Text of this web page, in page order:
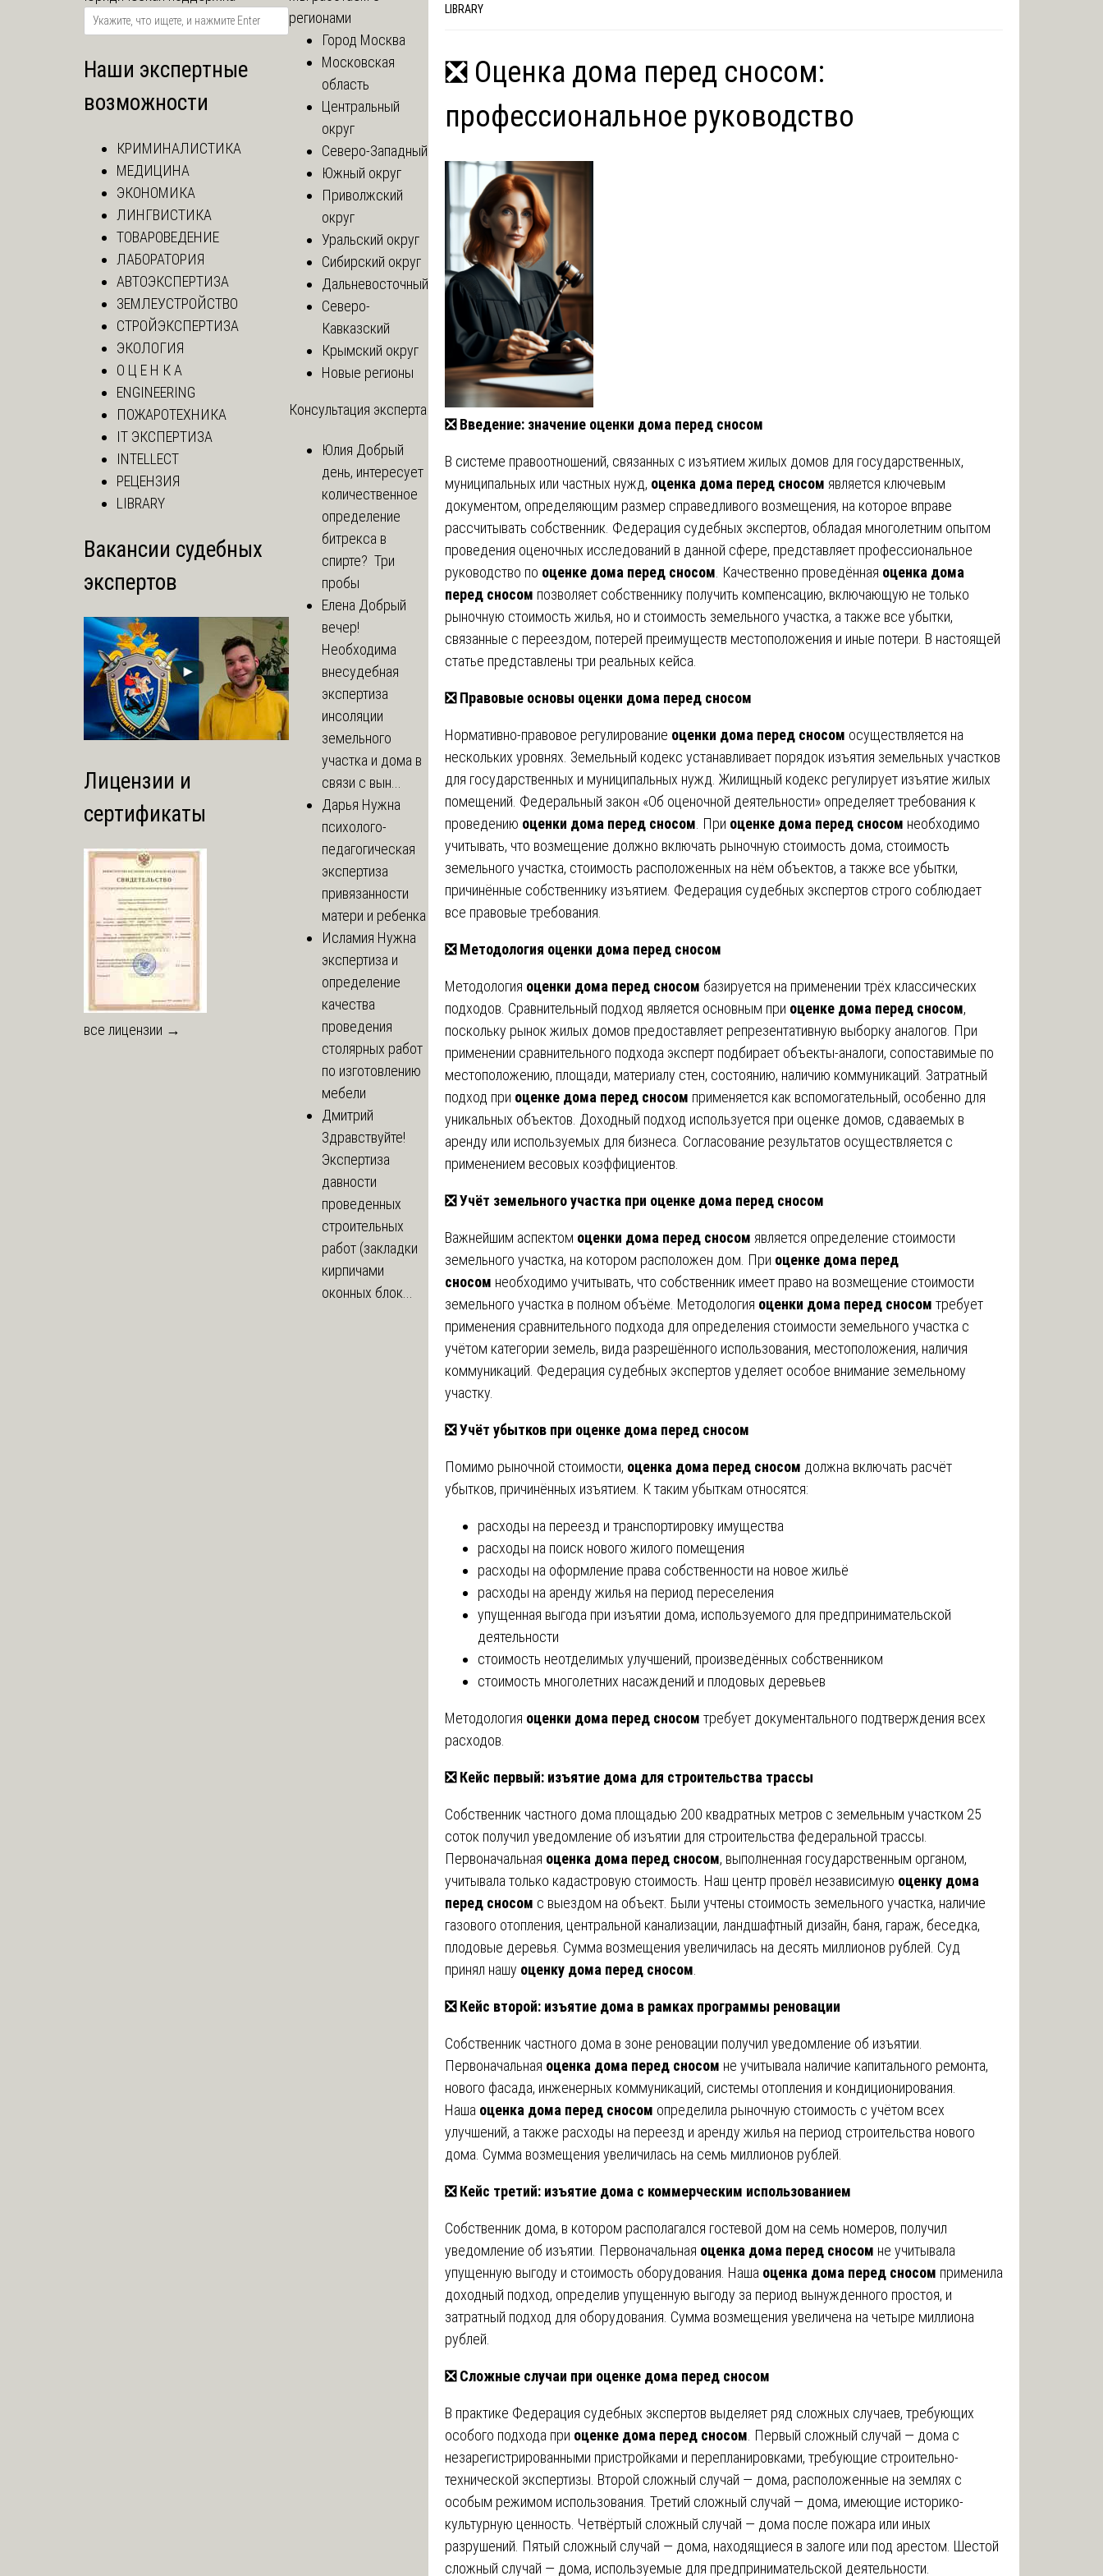
LIBRARY
❎ Оценка дома перед сносом:
профессиональное руководство
❎Введение: значение оценки дома перед сносом
В системе правоотношений, связанных с изъятием жилых домов для государственных,
муниципальных или частных нужд, оценка дома перед сносом является ключевым
документом, определяющим размер справедливого возмещения, на которое вправе
рассчитывать собственник. Федерация судебных экспертов, обладая многолетним опытом
проведения оценочных исследований в данной сфере, представляет профессиональное
руководство по оценке дома перед сносом . Качественно проведённая оценка дома
перед сносом позволяет собственнику получить компенсацию, включающую не только
рыночную стоимость жилья, но и стоимость земельного участка, а также все убытки,
связанные с переездом, потерей преимуществ местоположения и иные потери. В настоящей
статье представлены три реальных кейса.
❎Правовые основы оценки дома перед сносом
Нормативно-правовое регулирование оценки дома перед сносом осуществляется на
нескольких уровнях. Земельный кодекс устанавливает порядок изъятия земельных участков
для государственных и муниципальных нужд. Жилищный кодекс регулирует изъятие жилых
помещений. Федеральный закон «Об оценочной деятельности» определяет требования к
проведению оценки дома перед сносом . При оценке дома перед сносом необходимо
учитывать, что возмещение должно включать рыночную стоимость дома, стоимость
земельного участка, стоимость расположенных на нём объектов, а также все убытки,
причинённые собственнику изъятием. Федерация судебных экспертов строго соблюдает
все правовые требования.
❎Методология оценки дома перед сносом
Методология оценки дома перед сносом базируется на применении трёх классических
подходов. Сравнительный подход является основным при оценке дома перед сносом,
поскольку рынок жилых домов предоставляет репрезентативную выборку аналогов. При
применении сравнительного подхода эксперт подбирает объекты-аналоги, сопоставимые по
местоположению, площади, материалу стен, состоянию, наличию коммуникаций. Затратный
подход при оценке дома перед сносом применяется как вспомогательный, особенно для
уникальных объектов. Доходный подход используется при оценке домов, сдаваемых в
аренду или используемых для бизнеса. Согласование результатов осуществляется с
применением весовых коэффициентов.
❎Учёт земельного участка при оценке дома перед сносом
Важнейшим аспектом оценки дома перед сносом является определение стоимости
земельного участка, на котором расположен дом. При оценке дома перед
сносом необходимо учитывать, что собственник имеет право на возмещение стоимости
земельного участка в полном объёме. Методология оценки дома перед сносом требует
применения сравнительного подхода для определения стоимости земельного участка с
учётом категории земель, вида разрешённого использования, местоположения, наличия
коммуникаций. Федерация судебных экспертов уделяет особое внимание земельному
участку.
❎Учёт убытков при оценке дома перед сносом
Помимо рыночной стоимости, оценка дома перед сносом должна включать расчёт
убытков, причинённых изъятием. К таким убыткам относятся:
расходы на переезд и транспортировку имущества
расходы на поиск нового жилого помещения
расходы на оформление права собственности на новое жильё
расходы на аренду жилья на период переселения
упущенная выгода при изъятии дома, используемого для предпринимательской
деятельности
стоимость неотделимых улучшений, произведённых собственником
стоимость многолетних насаждений и плодовых деревьев
Методология оценки дома перед сносом требует документального подтверждения всех
расходов.
❎Кейс первый: изъятие дома для строительства трассы
Собственник частного дома площадью 200 квадратных метров с земельным участком 25
соток получил уведомление об изъятии для строительства федеральной трассы.
Первоначальная оценка дома перед сносом, выполненная государственным органом,
учитывала только кадастровую стоимость. Наш центр провёл независимую оценку дома
перед сносом с выездом на объект. Были учтены стоимость земельного участка, наличие
газового отопления, центральной канализации, ландшафтный дизайн, баня, гараж, беседка,
плодовые деревья. Сумма возмещения увеличилась на десять миллионов рублей. Суд
принял нашу оценку дома перед сносом
❎Кейс второй: изъятие дома в рамках программы реновации
Собственник частного дома в зоне реновации получил уведомление об изъятии.
Первоначальная оценка дома перед сносом не учитывала наличие капитального ремонта,
нового фасада, инженерных коммуникаций, системы отопления и кондиционирования.
Наша оценка дома перед сносом определила рыночную стоимость с учётом всех
улучшений, а также расходы на переезд и аренду жилья на период строительства нового
дома. Сумма возмещения увеличилась на семь миллионов рублей.
❎Кейс третий: изъятие дома с коммерческим использованием
Собственник дома, в котором располагался гостевой дом на семь номеров, получил
уведомление об изъятии. Первоначальная оценка дома перед сносом не учитывала
упущенную выгоду и стоимость оборудования. Наша оценка дома перед сносом применила
доходный подход, определив упущенную выгоду за период вынужденного простоя, и
затратный подход для оборудования. Сумма возмещения увеличена на четыре миллиона
рублей.
❎Сложные случаи при оценке дома перед сносом
В практике Федерация судебных экспертов выделяет ряд сложных случаев, требующих
особого подхода при оценке дома перед сносом . Первый сложный случай — дома с
незарегистрированными пристройками и перепланировками, требующие строительно-
технической экспертизы. Второй сложный случай — дома, расположенные на землях с
особым режимом использования. Третий сложный случай — дома, имеющие историко-
культурную ценность. Четвёртый сложный случай — дома после пожара или иных
разрушений. Пятый сложный случай — дома, находящиеся в залоге или под арестом. Шестой
сложный случай — дома, используемые для предпринимательской деятельности.
Наши экспертные
возможности
КРИМИНАЛИСТИКА
МЕДИЦИНА
ЭКОНОМИКА
ЛИНГВИСТИКА
ТОВАРОВЕДЕНИЕ
ЛАБОРАТОРИЯ
АВТОЭКСПЕРТИЗА
ЗЕМЛЕУСТРОЙСТВО
СТРОЙЭКСПЕРТИЗА
ЭКОЛОГИЯ
О Ц Е Н К А
ENGINEERING
ПОЖАРОТЕХНИКА
IT ЭКСПЕРТИЗА
INTELLECT
РЕЦЕНЗИЯ
LIBRARY
Вакансии судебных
экспертов
Лицензии и
сертификаты
все лицензии →
регионами
Город Москва
Московская
область
Центральный
округ
Северо-Западный
Южный округ
Приволжский
округ
Уральский округ
Сибирский округ
Дальневосточный
Северо-
Кавказский
Крымский округ
Новые регионы
Консультация эксперта
Юлия Добрый
день, интересует
количественное
определение
битрекса в
спирте? Три
пробы
Елена Добрый
вечер!
Необходима
внесудебная
экспертиза
инсоляции
земельного
участка и дома в
связи с вын...
Дарья Нужна
психолого-
педагогическая
экспертиза
привязанности
матери и ребенка
Исламия Нужна
экспертиза и
определение
качества
проведения
столярных работ
по изготовлению
мебели
Дмитрий
Здравствуйте!
Экспертиза
давности
проведенных
строительных
работ (закладки
кирпичами
оконных блок...